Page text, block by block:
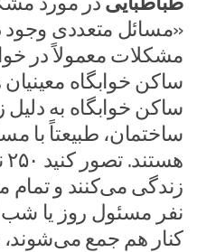
«مسائل متعددی وجود
مشکلات معمولاً در
ساکن خوابگاه
ساکن خوابگاه به
ساختمان، طبیعتاً با
زندگی می‌کنند و تمام
نفر مسئول روز یا
کنار هم جمع می‌شوند،